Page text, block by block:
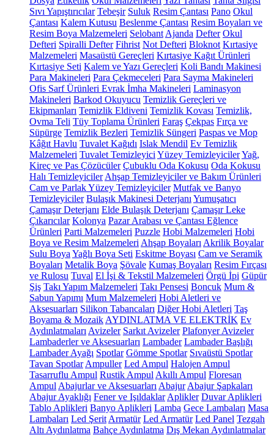
Sıvı Yapıştırıcılar Tebeşir Suluk Resim Çantası Pano Okul
Çantası Kalem Kutusu Beslenme Çantası Resim Boyaları ve
Resim Boya Malzemeleri Selobant Ajanda Defter Okul
Defteri Spiralli Defter Fihrist Not Defteri Bloknot Kırtasiye
Malzemeleri Masaüstü Gereçleri Kırtasiye Kağıt Ürünleri
Kırtasiye Seti Kalem ve Yazı Gereçleri Koli Bandı Makinesi
Para Makineleri Para Çekmeceleri Para Sayma Makineleri
Ofis Sarf Ürünleri Evrak İmha Makineleri Laminasyon
Makineleri Barkod Okuyucu Temizlik Gereçleri ve
Ekipmanları Temizlik Eldiveni Temizlik Kovası Temizlik,
Ovma Teli Tüy Toplama Ürünleri Faraş Çekpas Fırça ve
Süpürge Temizlik Bezleri Temizlik Süngeri Paspas ve Mop
Kâğıt Havlu Tuvalet Kağıdı Islak Mendil Ev Temizlik
Malzemeleri Tuvalet Temizleyici Yüzey TemizleyicilerYağ,
Kireç ve Pas Çözücüler Çubuklu Oda Kokusu Oda Kokusu
Halı Temizleyiciler Ahşap Temizleyiciler ve Bakım Ürünleri
Cam ve Parlak Yüzey Temizleyiciler Mutfak ve Banyo
Temizleyiciler Bulaşık Makinesi Deterjanı Yumuşatıcı
Çamaşır Deterjanı Elde Bulaşık Deterjanı Çamaşır Leke
Çıkarıcılar Kolonya Pazar Arabası ve Çantası Eğlence
Ürünleri Parti Malzemeleri Puzzle Hobi Malzemeleri Hobi
Boya ve Resim Malzemeleri Ahşap Boyaları Akrilik Boyalar
Sulu Boya Yağlı Boya Seti Eskitme Boyası Cam ve Seramik
Boyaları Metalik Boya Şövale Kumaş Boyaları Resim Fırçası
ve Rulosu Tuval El İşi & Tekstil Malzemeleri Örgü İpi Güpür
Şiş Takı Yapım Malzemeleri Takı Pensesi Boncuk Mum &
Sabun Yapımı Mum Malzemeleri Hobi Aletleri ve
Aksesuarları Silikon Tabancaları Diğer Hobi Aletleri Taş
Boyama & Mozaik AYDINLATMA VE ELEKTRİK Ev
Aydınlatmaları Avizeler Sarkıt Avizeler Plafonyer Avizeler
Lambaderler ve Aksesuarları Lambader Lambader Başlığı
Lambader Ayağı Spotlar Gömme Spotlar Sıvaüstü Spotlar
Tavan Spotlar Ampuller Led Ampul Halojen Ampul
Tasarruflu Ampul Rustik Ampul Akıllı Ampul Floresan
Ampul Abajurlar ve Aksesuarları Abajur Abajur Şapkaları
Abajur Ayaklığı Fener ve Işıldaklar Aplikler Duvar Aplikleri
Tablo Aplikleri Banyo Aplikleri Lamba Gece Lambaları Masa
Lambaları Led Şerit Armatür Led Armatür Led Panel Tezgah
Altı Aydınlatma Bahçe Aydınlatma Dış Mekan Aydınlatmalar